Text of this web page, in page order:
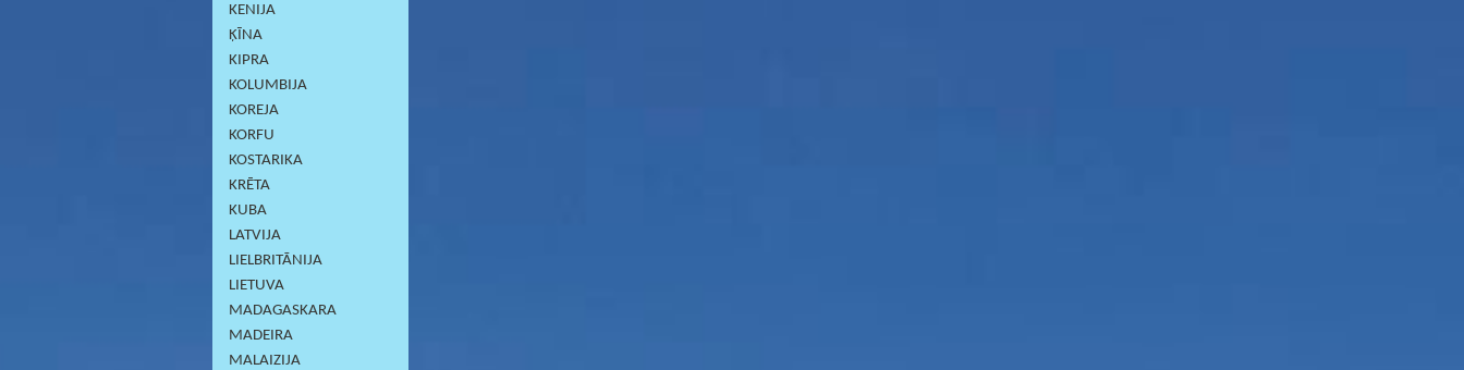
KENIJA
ĶĪNA
KIPRA
KOLUMBIJA
KOREJA
KORFU
KOSTARIKA
KRĒTA
KUBA
LATVIJA
LIELBRITĀNIJA
LIETUVA
MADAGASKARA
MADEIRA
MALAIZIJA